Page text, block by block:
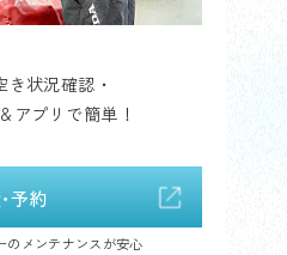
き状況確認・
アプリで簡単！
予約
のメンテナンスが安心